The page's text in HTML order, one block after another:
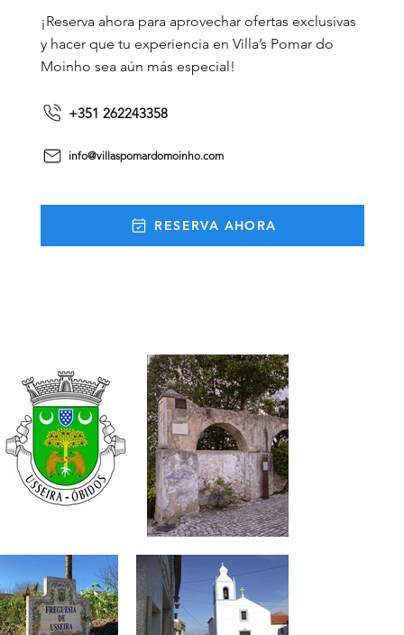
¡Reserva ahora para aprovechar ofertas exclusivas
y hacer que tu experiencia en Villa’s Pomar do
Moinho sea aún más especial!
+351 262243358
info@villaspomardomoinho.com
RESERVA AHORA